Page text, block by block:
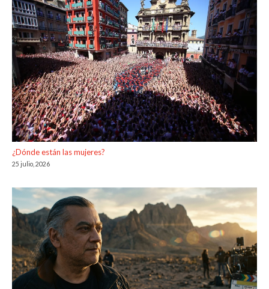
¿Dónde están las mujeres?
25 julio, 2026